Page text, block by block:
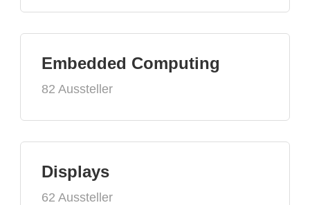
Embedded Computing
82 Aussteller
Displays
62 Aussteller